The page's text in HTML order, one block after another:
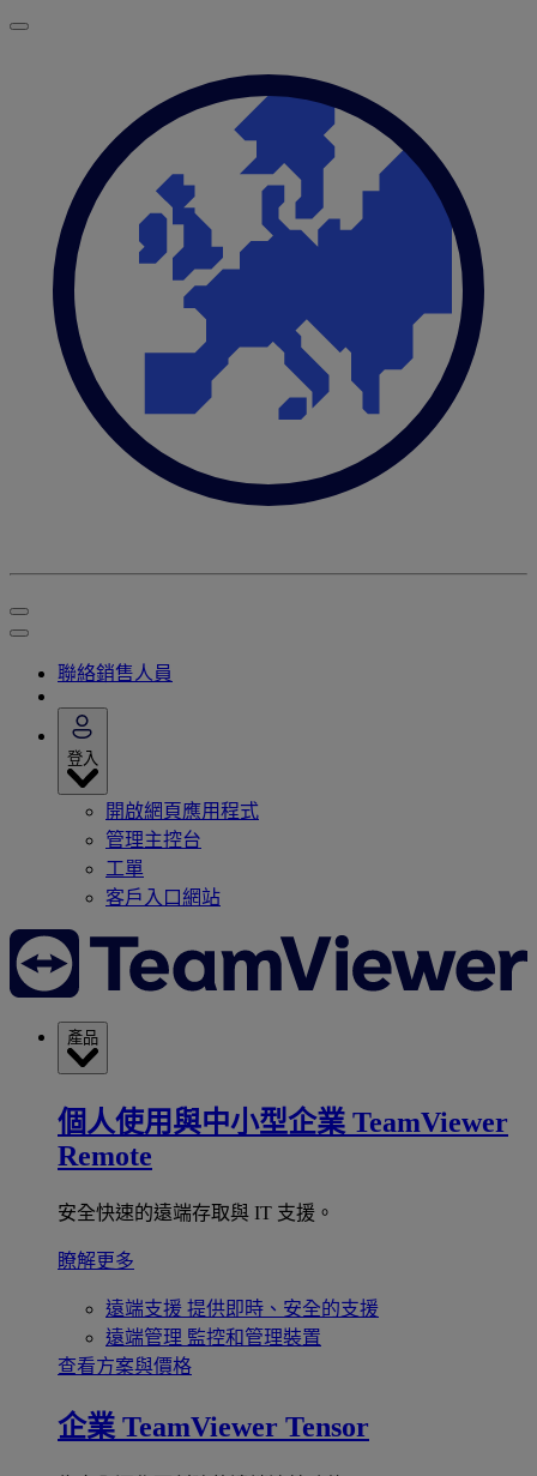
聯絡銷售人員
登入
開啟網頁應用程式
管理主控台
工單
客戶入口網站
產品
個人使用與中小型企業 TeamViewer
Remote
安全快速的遠端存取與 IT 支援。
瞭解更多
遠端支援 提供即時、安全的支援
遠端管理 監控和管理裝置
查看方案與價格
企業 TeamViewer Tensor